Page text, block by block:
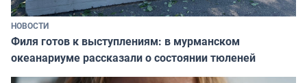
НОВОСТИ
Филя готов к выступлениям: в мурманском
океанариуме рассказали о состоянии тюленей